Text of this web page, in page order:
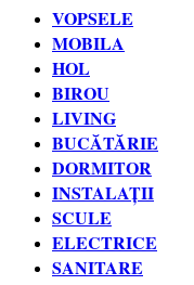
VOPSELE
MOBILA
HOL
BIROU
LIVING
BUCĂTĂRIE
DORMITOR
INSTALAȚII
SCULE
ELECTRICE
SANITARE